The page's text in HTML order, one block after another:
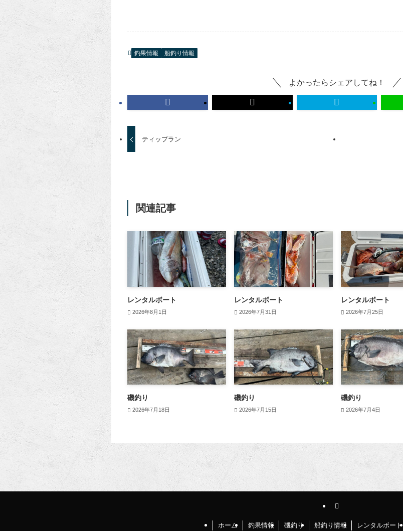
釣果情報 船釣り情報
よかったらシェアしてね！
ティップラン
関連記事
レンタルボート
2026年8月1日
レンタルボート
2026年7月31日
レンタルボート
2026年7月25日
磯釣り
2026年7月18日
磯釣り
2026年7月15日
磯釣り
2026年7月4日
ホーム 釣果情報 磯釣り 船釣り情報 レンタルボート